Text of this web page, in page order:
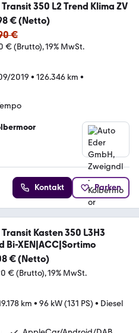
Transit 350 L2 Trend Klima ZV
€ (Netto)
€
€ (Brutto) 19% MwSt.
2019 • 126.346 km •
Kontakt Parken
Transit Kasten 350 L3H3
Bi-XEN|ACC|Sortimo
€ (Netto)
€ (Brutto) 19% MwSt.
km • 96 kW (131 PS) • Diesel